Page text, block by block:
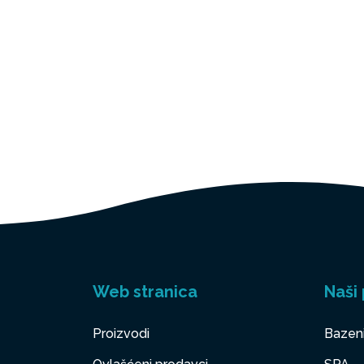
Web stranica
Proizvodi
Naši